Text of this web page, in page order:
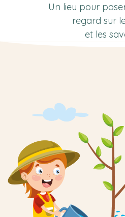
Un lieu pour
regard sur
et les